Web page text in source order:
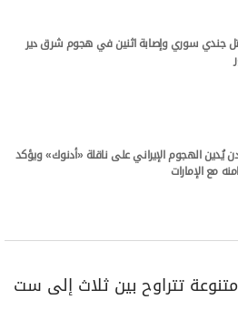
جندي سوري وإصابة اثنين في هجوم شرق دير
يُدين الهجوم الإيراني على ناقلة «أدنوك» ويؤكد
مع الإمارات
تتراوح بين ثلاث إلى ست